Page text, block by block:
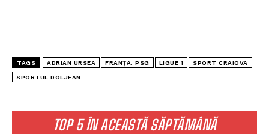
TOP 5 ÎN ACEASTĂ SĂPTĂMÂNĂ
TAGS ADRIAN URSEA FRANȚA. PSG LIGUE 1 SPORT CRAIOVA
SPORTUL DOLJEAN